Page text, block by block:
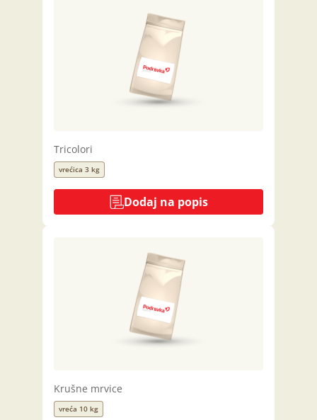
Tricolori
vrećica 3 kg
Dodaj na popis
Krušne mrvice
vreća 10 kg